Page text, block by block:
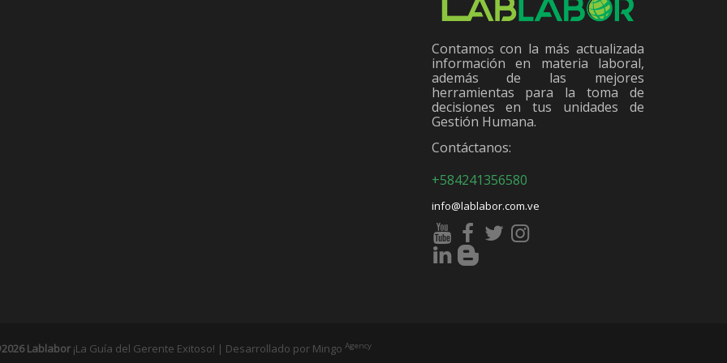
Contamos con la más actualizada
información en materia laboral,
además de las mejores
herramientas para la toma de
decisiones en tus unidades de
Gestión Humana.
Contáctanos:
+584241356580
info@lablabor.com.ve
Lablabor ¡La Guía del Gerente Exitoso! | Desarrollado por Mingo Agency